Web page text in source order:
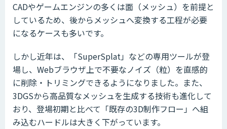
CADやゲームエンジンの多くは面（メッシュ）を前提と
しているため、後からメッシュへ変換する工程が必要
になるケースも多いです。
しかし近年は、「SuperSplat」などの専用ツールが登
場し、Webブラウザ上で不要なノイズ（粒）を直感的
に削除・トリミングできるようになりました。また、
3DGSから高品質なメッシュを生成する技術も進化して
おり、登場初期と比べて「既存の3D制作フロー」へ組
み込むハードルは大きく下がっています。